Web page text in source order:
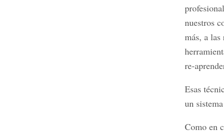
nuestros
más, a las
re-
Esas
un
Como en